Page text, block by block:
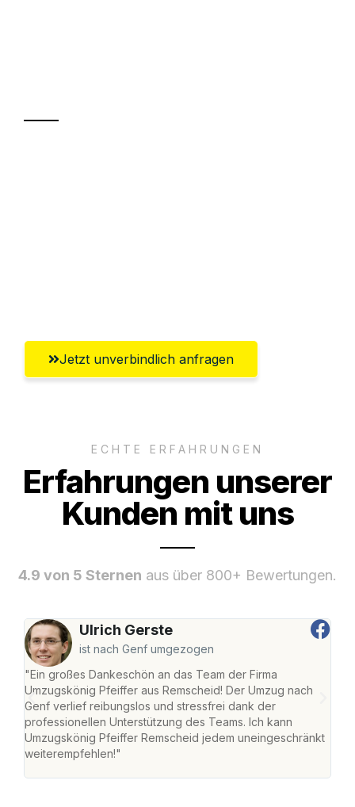
Jetzt unverbindlich anfragen
ECHTE ERFAHRUNGEN
Erfahrungen unserer
Kunden mit uns
4.9 von 5 Sternen aus über 800+ Bewertungen.
Ulrich Gerste
ist nach Genf umgezogen
"Ein großes Dankeschön an das Team der Firma
Umzugskönig Pfeiffer aus Remscheid! Der Umzug nach
Genf verlief reibungslos und stressfrei dank der
professionellen Unterstützung des Teams. Ich kann
Umzugskönig Pfeiffer Remscheid jedem uneingeschränkt
weiterempfehlen!"